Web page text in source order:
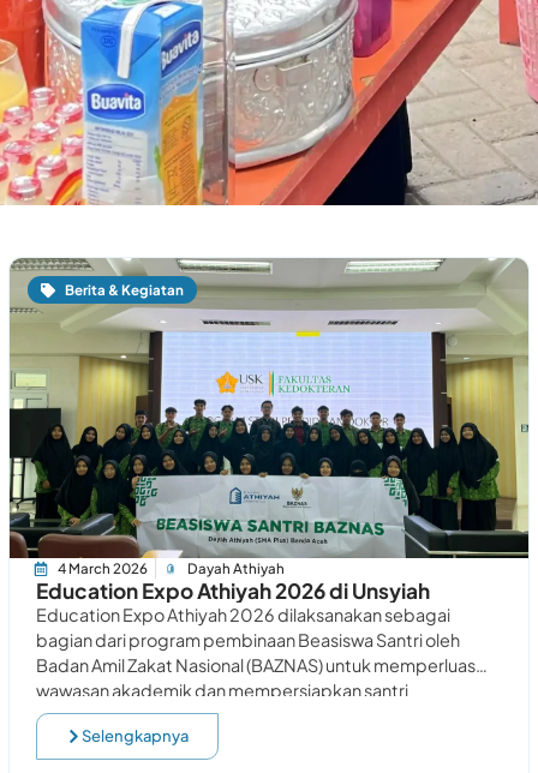
Berita & Kegiatan
4 March 2026 Dayah Athiyah
Education Expo Athiyah 2026 di Unsyiah
Education Expo Athiyah 2026 dilaksanakan sebagai
bagian dari program pembinaan Beasiswa Santri oleh
Badan Amil Zakat Nasional (BAZNAS) untuk memperluas
wawasan akademik dan mempersiapkan santri
menghadapi jenjang pendidikan tinggi. Kegiatan
Selengkapnya